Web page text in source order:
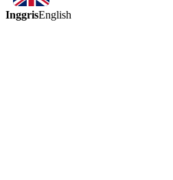
InggrisEnglish